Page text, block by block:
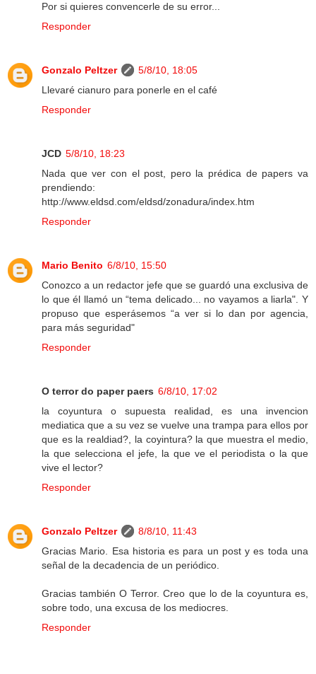
Por si quieres convencerle de su error...
Responder
Gonzalo Peltzer
5/8/10, 18:05
Llevaré cianuro para ponerle en el café
Responder
JCD 5/8/10, 18:23
Nada que ver con el post, pero la prédica de papers va
prendiendo:
http://www.eldsd.com/eldsd/zonadura/index.htm
Responder
Mario Benito 6/8/10, 15:50
Conozco a un redactor jefe que se guardó una exclusiva de
lo que él llamó un “tema delicado... no vayamos a liarla". Y
propuso que esperásemos “a ver si lo dan por agencia,
para más seguridad"
Responder
O terror do paper paers 6/8/10, 17:02
la coyuntura o supuesta realidad, es una invencion
mediatica que a su vez se vuelve una trampa para ellos por
que es la realdiad?, la coyintura? la que muestra el medio,
la que selecciona el jefe, la que ve el periodista o la que
vive el lector?
Responder
Gonzalo Peltzer
8/8/10, 11:43
Gracias Mario. Esa historia es para un post y es toda una
señal de la decadencia de un periódico.
Gracias también O Terror. Creo que lo de la coyuntura es,
sobre todo, una excusa de los mediocres.
Responder